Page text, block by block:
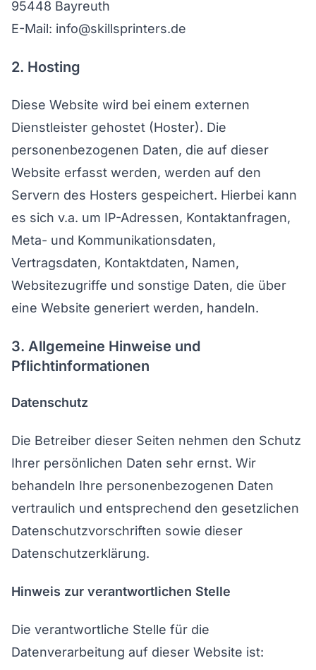
95448 Bayreuth
E-Mail: info@skillsprinters.de
2. Hosting
Diese Website wird bei einem externen
Dienstleister gehostet (Hoster). Die
personenbezogenen Daten, die auf dieser
Website erfasst werden, werden auf den
Servern des Hosters gespeichert. Hierbei kann
es sich v.a. um IP-Adressen, Kontaktanfragen,
Meta- und Kommunikationsdaten,
Vertragsdaten, Kontaktdaten, Namen,
Websitezugriffe und sonstige Daten, die über
eine Website generiert werden, handeln.
3. Allgemeine Hinweise und
Pflichtinformationen
Datenschutz
Die Betreiber dieser Seiten nehmen den Schutz
Ihrer persönlichen Daten sehr ernst. Wir
behandeln Ihre personenbezogenen Daten
vertraulich und entsprechend den gesetzlichen
Datenschutzvorschriften sowie dieser
Datenschutzerklärung.
Hinweis zur verantwortlichen Stelle
Die verantwortliche Stelle für die
Datenverarbeitung auf dieser Website ist: